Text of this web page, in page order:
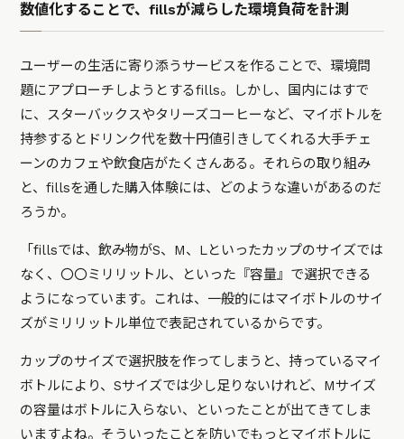
数値化することで、fillsが減らした環境負荷を計測
ユーザーの生活に寄り添うサービスを作ることで、環境問
題にアプローチしようとするfills。しかし、国内にはすで
に、スターバックスやタリーズコーヒーなど、マイボトルを
持参するとドリンク代を数十円値引きしてくれる大手チェ
ーンのカフェや飲食店がたくさんある。それらの取り組み
と、fillsを通した購入体験には、どのような違いがあるのだ
ろうか。
「fillsでは、飲み物がS、M、Lといったカップのサイズでは
なく、〇〇ミリリットル、といった『容量』で選択できる
ようになっています。これは、一般的にはマイボトルのサイ
ズがミリリットル単位で表記されているからです。
カップのサイズで選択肢を作ってしまうと、持っているマイ
ボトルにより、Sサイズでは少し足りないけれど、Mサイズ
の容量はボトルに入らない、といったことが出てきてしま
いますよね。そういったことを防いでもっとマイボトルに